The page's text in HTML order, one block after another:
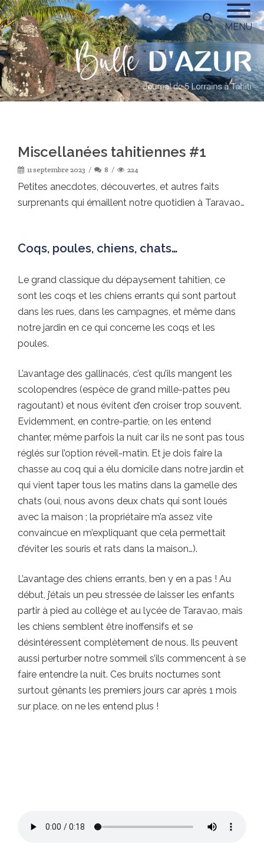
MENU
Miscellanées tahitiennes #1
11 septembre 2023 8 224
Petites anecdotes, découvertes, et autres faits
surprenants qui émaillent notre quotidien à Taravao…
Coqs, poules, chiens, chats…
Le grand classique du dépaysement tahitien, ce
sont les coqs et les chiens errants qui sont partout
dans les rues, dans les campagnes, et même dans
notre jardin en ce qui concerne les coqs et les
poules.
L’avantage des gallinacés, c’est qu’ils mangent les
scolopendres (espèce de grand mille-pattes peu
ragoutant) et nous évitent d’en croiser trop souvent.
Evidemment, en contre-partie, on les entend
chanter, même parfois la nuit car ils ne sont pas tous
réglés sur l’option réveil-matin. Et je dois faire la
chasse au coq qui a élu domicile dans notre jardin et
qui vient taper tous les matins dans la gamelle des
chats (oui, nous avons deux chats qui sont loués
avec la maison ; la propriétaire m’a assez vite
convaincue en m’expliquant que cela permettait
d’éviter les souris et rats dans la maison…).
L’avantage des chiens errants, ben y en a pas ! Au
début, j’étais un peu stressée de laisser les enfants
partir à pied au collège et au lycée de Taravao, mais
les chiens semblent être inoffensifs et se
désintéressent complètement de nous. Ils peuvent
aussi perturber notre sommeil s’ils commencent à se
faire entendre la nuit. Ces bruits nocturnes sont
surtout gênants les premiers jours car après 1 mois
sur place, on ne les entend plus !